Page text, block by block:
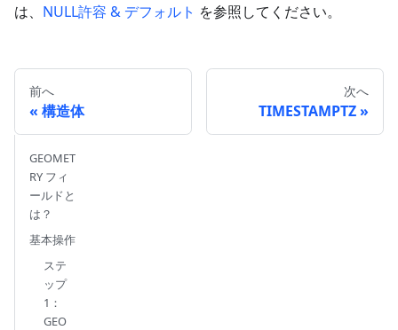
は、 NULL許容 & デフォルト を参照してください。
前へ
構造体
次へ
TIMESTAMPTZ
GEOMET
RY フィ
ールドと
は？
基本操作
ステ
ップ
1：
GEO